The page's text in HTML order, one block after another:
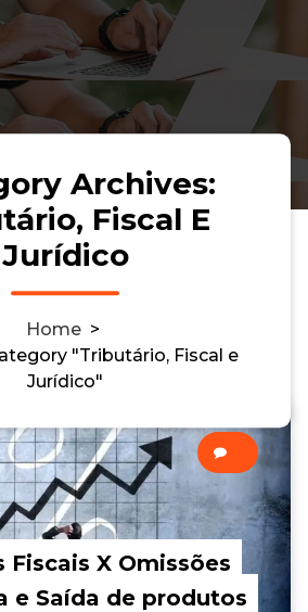
Archives:
Fiscal E
Jurídico
Home >
"Tributário, Fiscal e
Jurídico"
Fiscais X Omissões
e Saída de produtos